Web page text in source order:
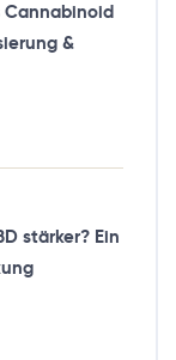
Cannabinoid
&
stärker? Ein